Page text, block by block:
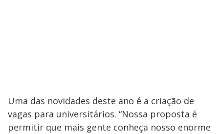
Uma das novidades deste ano é a criação de
vagas para universitários. “Nossa proposta é
permitir que mais gente conheça nosso enorme